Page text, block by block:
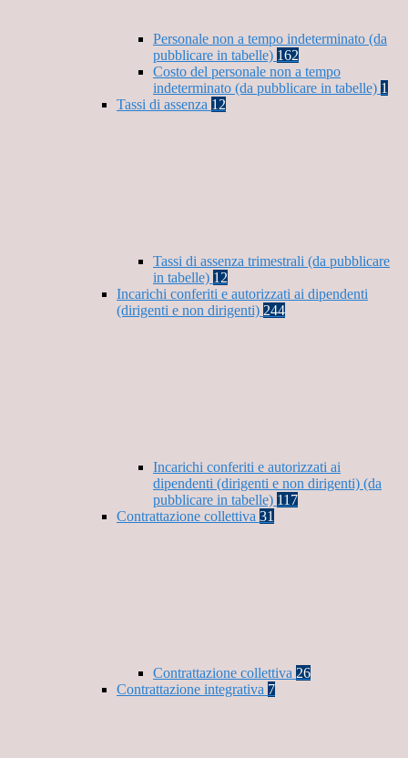
Personale non a tempo indeterminato (da
pubblicare in tabelle) 162
Costo del personale non a tempo
indeterminato (da pubblicare in tabelle) 1
Tassi di assenza 12
Tassi di assenza trimestrali (da pubblicare
in tabelle) 12
Incarichi conferiti e autorizzati ai dipendenti
(dirigenti e non dirigenti) 244
Incarichi conferiti e autorizzati ai
dipendenti (dirigenti e non dirigenti) (da
pubblicare in tabelle) 117
Contrattazione collettiva 31
Contrattazione collettiva 26
Contrattazione integrativa 7